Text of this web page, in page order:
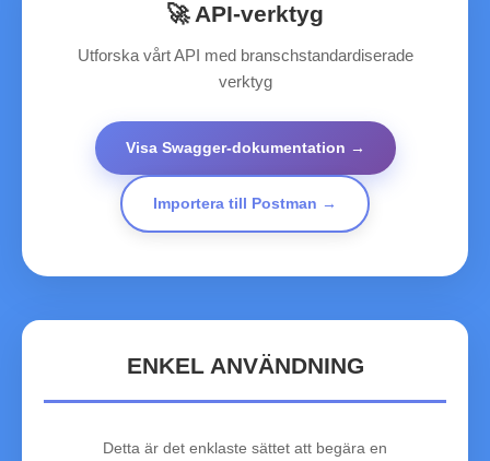
🚀 API‑verktyg
Utforska vårt API med branschstandardiserade
verktyg
Visa Swagger‑dokumentation →
Importera till Postman →
ENKEL ANVÄNDNING
Detta är det enklaste sättet att begära en